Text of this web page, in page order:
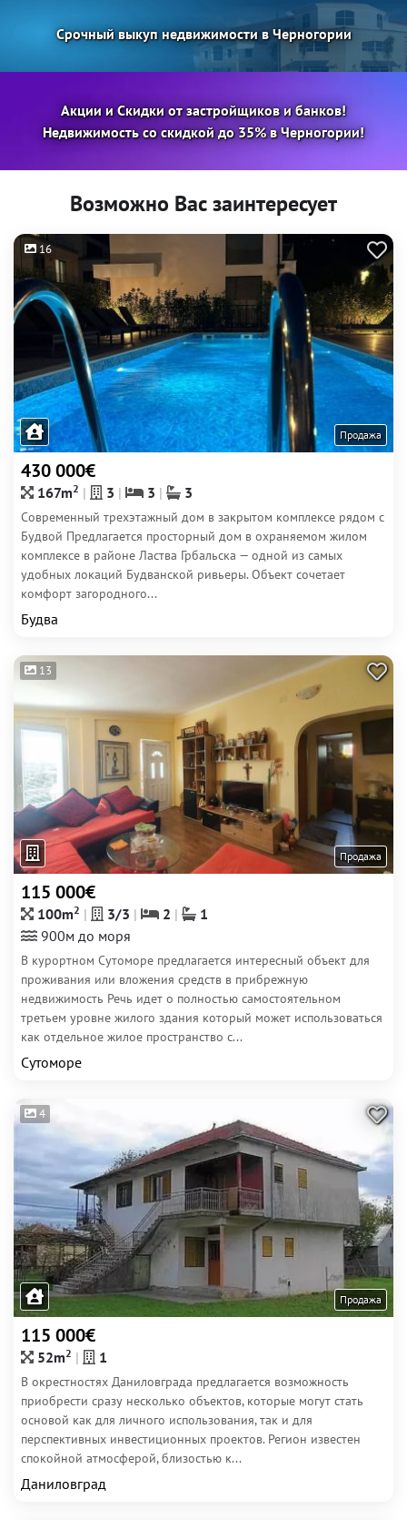
Срочный выкуп недвижимости в Черногории
Акции и Скидки от застройщиков и банков!
Недвижимость со скидкой до 35% в Черногории!
Возможно Вас заинтересует
16
Продажа
430 000€
167m2 3 3 3
Современный трехэтажный дом в закрытом комплексе рядом с
Будвой Предлагается просторный дом в охраняемом жилом
комплексе в районе Ластва Грбальска — одной из самых
удобных локаций Будванской ривьеры. Объект сочетает
комфорт загородного...
Будва
13
Продажа
115 000€
100m2 3/3 2
1
900м до моря
В курортном Сутоморе предлагается интересный объект для
проживания или вложения средств в прибрежную
недвижимость Речь идет о полностью самостоятельном
третьем уровне жилого здания который может использоваться
как отдельное жилое пространство с...
Сутоморе
4
Продажа
115 000€
52m2 1
В окрестностях Даниловграда предлагается возможность
приобрести сразу несколько объектов, которые могут стать
основой как для личного использования, так и для
перспективных инвестиционных проектов. Регион известен
спокойной атмосферой, близостью к...
Даниловград